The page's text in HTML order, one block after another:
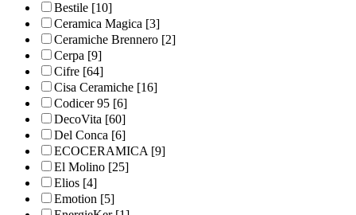
Bestile [10]
Ceramica Magica [3]
Ceramiche Brennero [2]
Cerpa [9]
Cifre [64]
Cisa Ceramiche [16]
Codicer 95 [6]
DecoVita [60]
Del Conca [6]
ECOCERAMICA[9]
El Molino [25]
Elios [4]
Emotion [5]